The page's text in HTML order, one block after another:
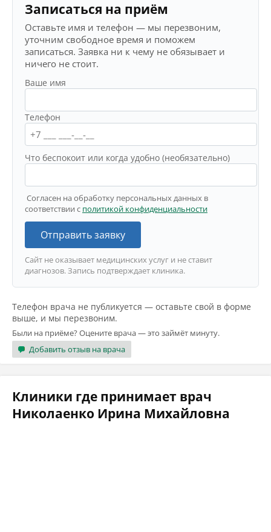
Записаться на приём
Оставьте имя и телефон — мы перезвоним,
уточним свободное время и поможем
записаться. Заявка ни к чему не обязывает и
ничего не стоит.
Ваше имя
Телефон
Что беспокоит или когда удобно (необязательно)
Согласен на обработку персональных данных в
соответствии с политикой конфиденциальности
Отправить заявку
Сайт не оказывает медицинских услуг и не ставит
диагнозов. Запись подтверждает клиника.
Телефон врача не публикуется — оставьте свой в форме
выше, и мы перезвоним.
Были на приёме? Оцените врача — это займёт минуту.
Добавить отзыв на врача
Клиники где принимает врач
Николаенко Ирина Михайловна